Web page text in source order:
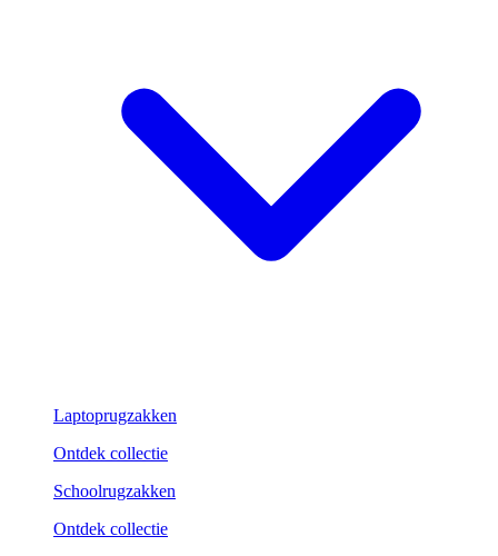
Laptoprugzakken
Ontdek collectie
Schoolrugzakken
Ontdek collectie